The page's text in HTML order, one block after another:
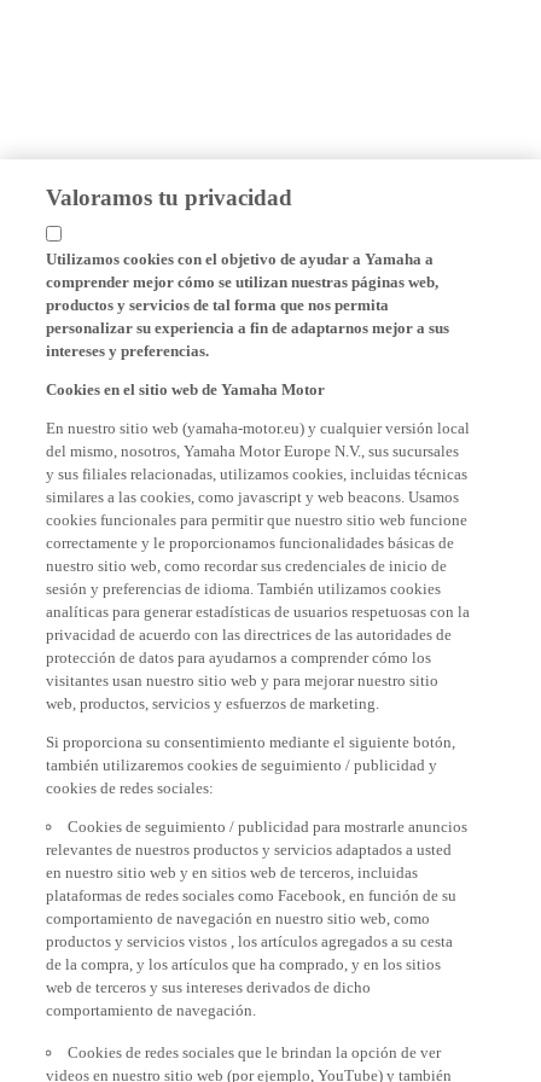
Valoramos tu privacidad
Utilizamos cookies con el objetivo de ayudar a Yamaha a
comprender mejor cómo se utilizan nuestras páginas web,
productos y servicios de tal forma que nos permita
personalizar su experiencia a fin de adaptarnos mejor a sus
intereses y preferencias.
del mismo, nosotros, Yamaha Motor Europe N.V., sus sucursales
y sus filiales relacionadas, utilizamos cookies, incluidas técnicas
similares a las cookies, como javascript y web beacons. Usamos
cookies funcionales para permitir que nuestro sitio web funcione
correctamente y le proporcionamos funcionalidades básicas de
nuestro sitio web, como recordar sus credenciales de inicio de
sesión y preferencias de idioma. También utilizamos cookies
analíticas para generar estadísticas de usuarios respetuosas con la
privacidad de acuerdo con las directrices de las autoridades de
protección de datos para ayudarnos a comprender cómo los
visitantes usan nuestro sitio web y para mejorar nuestro sitio
web, productos, servicios y esfuerzos de marketing.
también utilizaremos cookies de seguimiento / publicidad y
cookies de redes sociales:
relevantes de nuestros productos y servicios adaptados a usted
en nuestro sitio web y en sitios web de terceros, incluidas
plataformas de redes sociales como Facebook, en función de su
comportamiento de navegación en nuestro sitio web, como
productos y servicios vistos , los artículos agregados a su cesta
de la compra, y los artículos que ha comprado, y en los sitios
web de terceros y sus intereses derivados de dicho
comportamiento de navegación.
videos en nuestro sitio web (por ejemplo, YouTube) y también